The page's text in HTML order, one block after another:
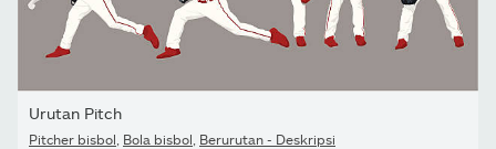
Urutan Pitch
Pitcher bisbol Bola bisbol Berurutan - Deskripsi